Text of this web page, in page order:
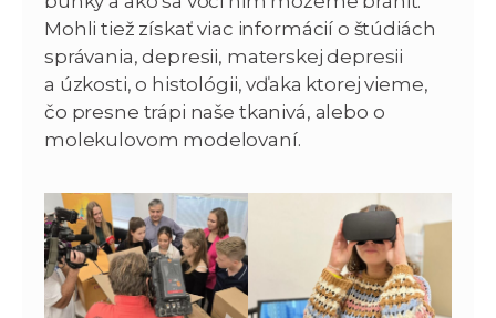
Mohli tiež získať viac informácií o štúdiách
správania, depresii, materskej depresii
a úzkosti, o histológii, vďaka ktorej vieme,
čo presne trápi naše tkanivá, alebo o
molekulovom modelovaní.